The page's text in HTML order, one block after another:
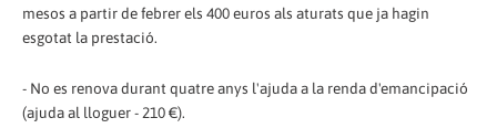
mesos a partir de febrer els 400 euros als aturats que ja hagin
esgotat la prestació.
- No es renova durant quatre anys l'ajuda a la renda d'emancipació
(ajuda al lloguer - 210 €).